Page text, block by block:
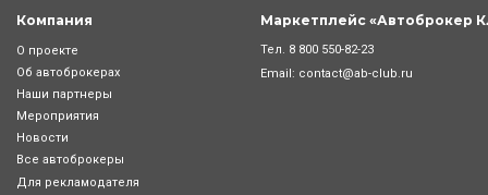
Компания
О проекте
Об автоброкерах
Наши партнеры
Мероприятия
Новости
Все автоброкеры
Для рекламодателя
Маркетплейс «Автоброкер
Тел. 8 800 550-82-23
Email: contact@ab-club.ru